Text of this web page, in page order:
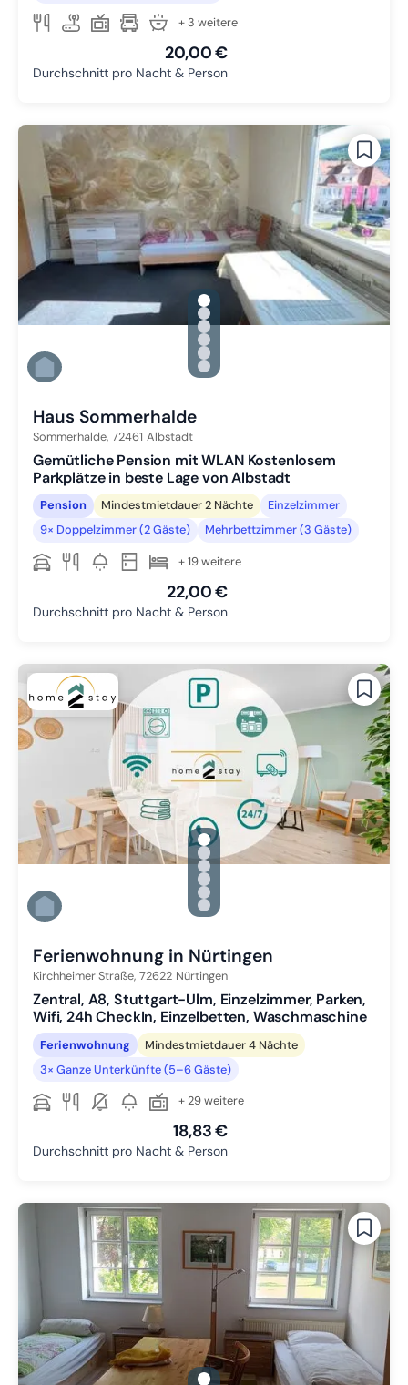
+ 3 weitere
20,00 €
Durchschnitt pro Nacht & Person
gallery.slide_selector
Zu Slide 1 wechseln
Zu Slide 2 wechseln
Zu Slide 3 wechseln
Zu Slide 4 wechseln
Zu Slide 5 wechseln
Zu Slide 6 wechseln
Haus Sommerhalde
Sommerhalde, 72461 Albstadt
Gemütliche Pension mit WLAN Kostenlosem
Parkplätze in beste Lage von Albstadt
Pension Mindestmietdauer 2 Nächte
Einzelzimmer
9× Doppelzimmer (2 Gäste)
Mehrbettzimmer (3 Gäste)
+ 19 weitere
22,00 €
Durchschnitt pro Nacht & Person
gallery.slide_selector
Zu Slide 1 wechseln
Zu Slide 2 wechseln
Zu Slide 3 wechseln
Zu Slide 4 wechseln
Zu Slide 5 wechseln
Zu Slide 6 wechseln
Ferienwohnung in Nürtingen
Kirchheimer Straße, 72622 Nürtingen
Zentral, A8, Stuttgart-Ulm, Einzelzimmer, Parken,
Wifi, 24h CheckIn, Einzelbetten, Waschmaschine
Ferienwohnung
Mindestmietdauer 4 Nächte
3× Ganze Unterkünfte (5–6 Gäste)
+ 29 weitere
18,83 €
Durchschnitt pro Nacht & Person